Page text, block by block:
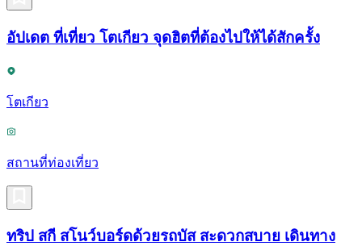
อัปเดต ที่เที่ยว โตเกียว จุดฮิตที่ต้องไปให้ได้สักครั้ง
โตเกียว
สถานที่ท่องเที่ยว
ทริป สกี สโนว์บอร์ดด้วยรถบัส สะดวกสบาย เดินทาง